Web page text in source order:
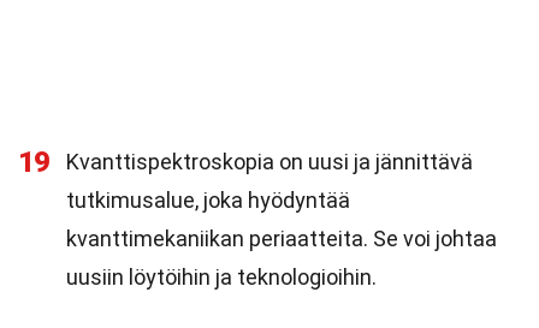
19
Kvanttispektroskopia on uusi ja jännittävä
tutkimusalue, joka hyödyntää
kvanttimekaniikan periaatteita. Se voi johtaa
uusiin löytöihin ja teknologioihin.